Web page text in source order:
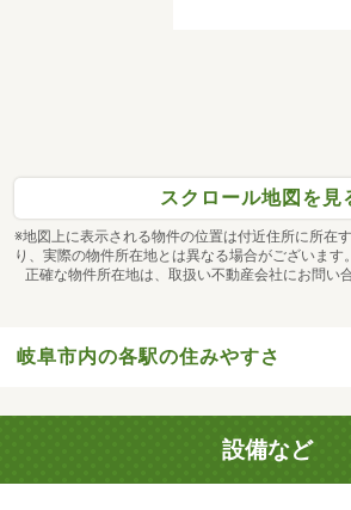
スクロール地図を見
※地図上に表示される物件の位置は付近住所に所在
り、実際の物件所在地とは異なる場合がございます。
正確な物件所在地は、取扱い不動産会社にお問い
岐阜市内の各駅の住みやすさ
設備など